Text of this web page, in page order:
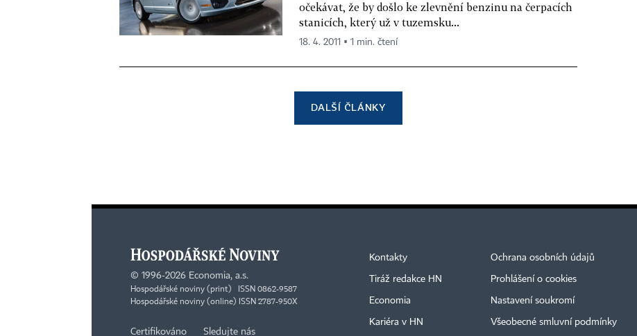
očekávat, že by došlo ke zlevnění benzinu na čerpacích
stanicích, který už v tuzemsku...
18. 4. 2011 ▪ 1 min. čtení
DALŠÍ ČLÁNKY
© 1996-2026 Economia, a.s.
Hospodářské noviny (print) ISSN 0862-9587
Hospodářské noviny (online) ISSN 2787-950X
Certifikováno Sledujte nás
Kontakty
Tiráž redakce HN
Economia
Kariéra v HN
Ochrana osobních údajů
Prohlášení o cookies
Nastavení soukromí
Všeobecné smluvní podmínky